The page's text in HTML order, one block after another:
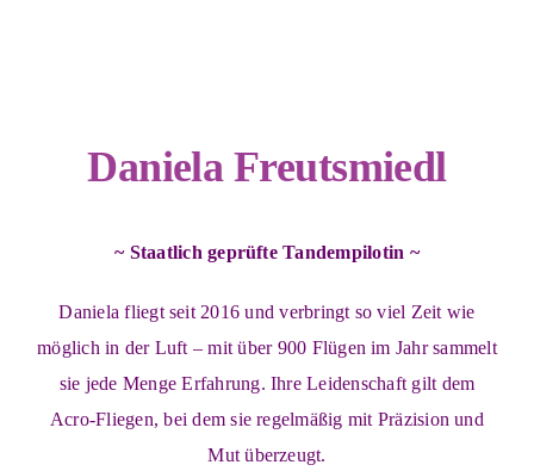
Daniela Freutsmiedl
~ Staatlich geprüfte Tandempilotin ~
Daniela fliegt seit 2016 und verbringt so viel Zeit wie
möglich in der Luft – mit über 900 Flügen im Jahr sammelt
sie jede Menge Erfahrung. Ihre Leidenschaft gilt dem
Acro-Fliegen, bei dem sie regelmäßig mit Präzision und
Mut überzeugt.